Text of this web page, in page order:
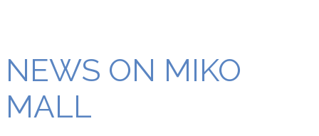
NEWS ON MIKO
MALL